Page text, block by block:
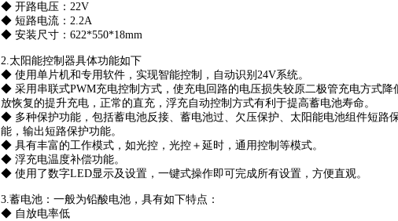
◆ 开路电压：22V
◆ 短路电流：2.2A
◆ 安装尺寸：622*550*18mm
2.太阳能控制器具体功能如下
◆ 使用单片机和专用软件，实现智能控制，自动识别24V系统。
◆ 采用串联式PWM充电控制方式，使充电回路的电压损失较原二极管充电方式降
放恢复的提升充电，正常的直充，浮充自动控制方式有利于提高蓄电池寿命。
◆ 多种保护功能，包括蓄电池反接、蓄电池过、欠压保护、太阳能电池组件短路
能，输出短路保护功能。
◆ 具有丰富的工作模式，如光控，光控＋延时，通用控制等模式。
◆ 浮充电温度补偿功能。
◆ 使用了数字LED显示及设置，一键式操作即可完成所有设置，方便直观。
3.蓄电池：一般为铅酸电池，具有如下特点：
◆ 自放电率低